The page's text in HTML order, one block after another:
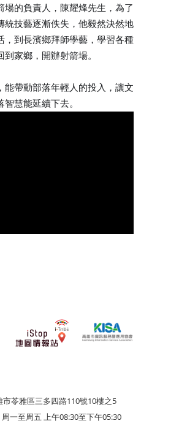
場的負責人，陳耀烽先生，為了
統技藝逐漸佚失，他毅然決然地
，到長濱鄉拜師學藝，學習各種
到家鄉，開辦射箭場。
能帶動部落年輕人的投入，讓文
慧能延續下去。
市苓雅區三多四路110號10樓之5
一至周五 上午08:30至下午05:30